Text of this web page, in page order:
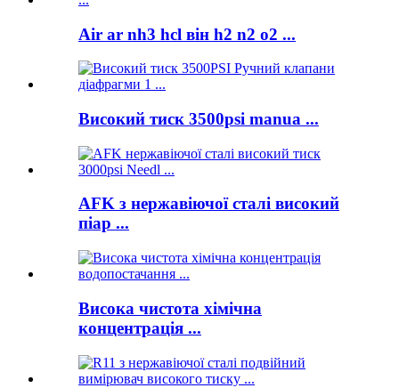
Air ar nh3 hcl він h2 n2 o2 ...
Високий тиск 3500psi manua ...
AFK з нержавіючої сталі високий
піар ...
Висока чистота хімічна
концентрація ...